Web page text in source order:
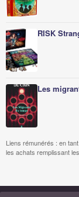
RISK
Les
Liens rémunérés : en
les achats remplissant